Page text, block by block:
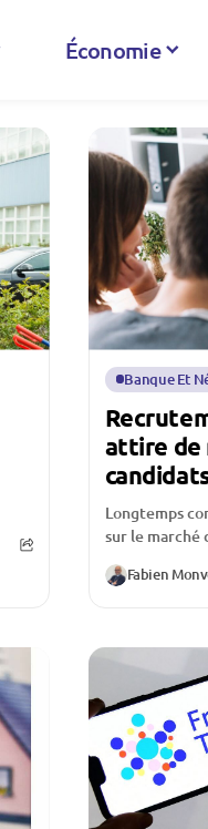
Économie
Banque Et
attire de
Longtemps
sur le marché
inquiète
Fabien